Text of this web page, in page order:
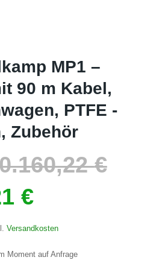
MP1 –
90 m Kabel,
PTFE -
Zubehör
€
€Aktueller
Preis
Versandkosten
Moment auf Anfrage